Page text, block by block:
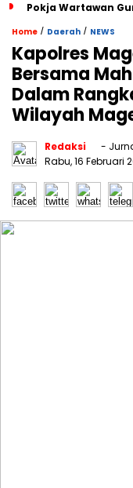
Pokja Wartawan
Home / Daerah / NEWS
Kapolres
Bersama
Dalam
Wilayah
Redaksi
-
Rabu, 16 Februari